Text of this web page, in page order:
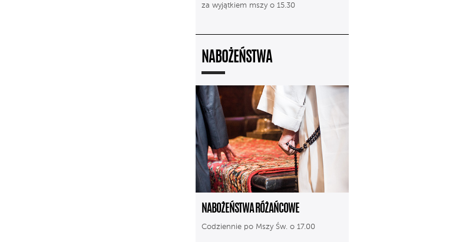
za wyjątkiem mszy o 15.30
NABOŻEŃSTWA
NABOŻEŃSTWA RÓŻAŃCOWE
Codziennie po Mszy Św. o 17.00